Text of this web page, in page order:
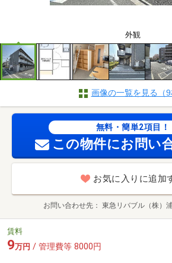
外観
画像の一覧を見る（9
無料・簡単2項目！
この物件にお問い
お気に入りに追加
お問い合わせ先 東急リバブル（株）
賃料
9万円 / 管理費等 8000円